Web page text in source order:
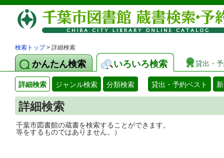
検索トップ> 詳細検索
かんたん検索 いろいろ検索 貸出・
詳細検索 ジャンル検索 分類検索 貸出・予約ベスト
詳細検索
千葉市図書館の蔵書を検索することがで
等をするものではありません。）